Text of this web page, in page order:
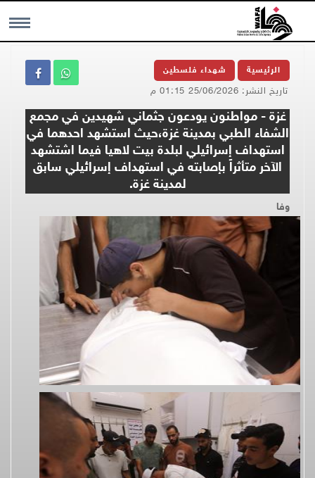
MENU الرئيسية شهداء فلسطين
تاريخ النشر: 25/06/2026 01:15 م
غزة - مواطنون يودعون جثماني شهيدين في مجمع
الشفاء الطبي بمدينة غزة،حيث استشهد احدهما في
استهداف إسرائيلي لبلدة بيت لاهيا فيما اشتشهد
الآخر متأثراً بإصابته في استهداف إسرائيلي سابق
لمدينة غزة.
وفا